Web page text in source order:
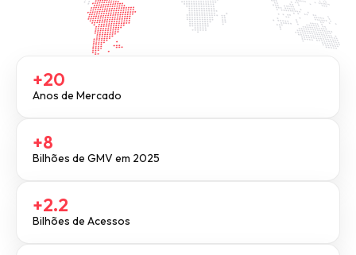
+20
Anos de Mercado
+8
Bilhões de GMV em 2025
+2.2
Bilhões de Acessos